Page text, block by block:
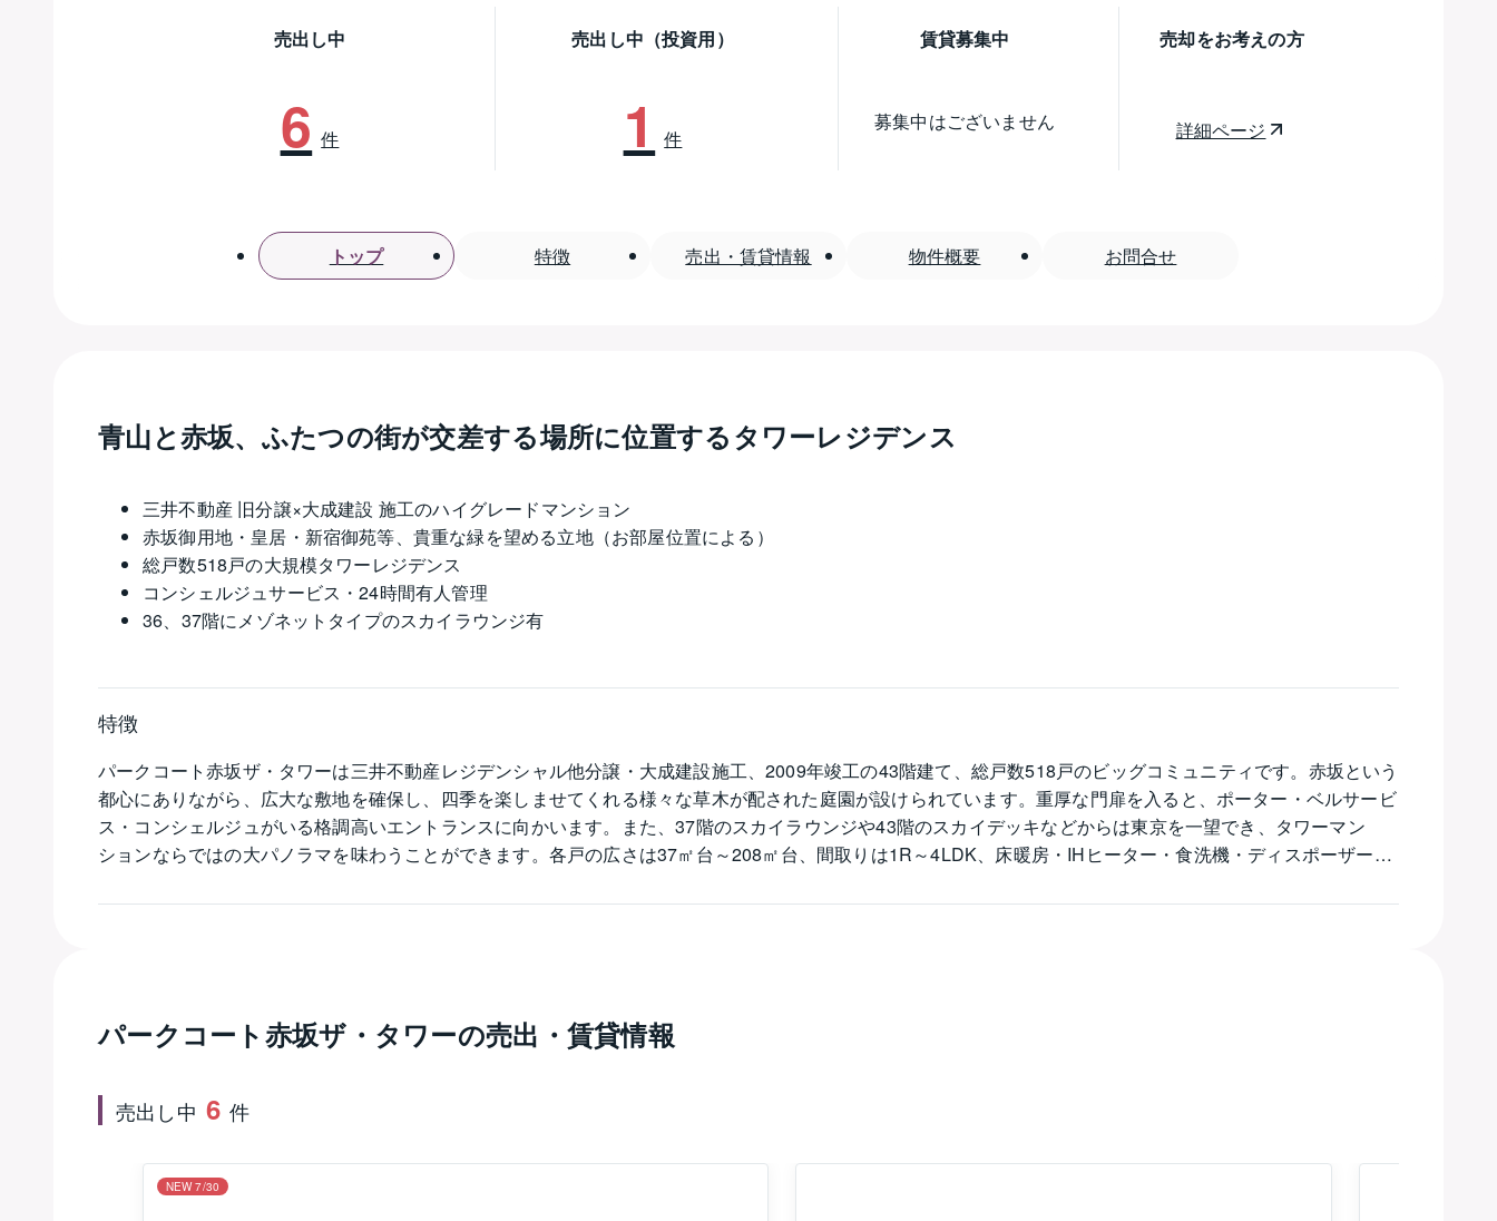
売出し中
6 件
売出し中（投資用）
1 件
賃貸募集中
募集中はございません
売却をお考えの方
詳細ページ
トップ 特徴 売出・賃貸情報 物件概要 お問合せ
青山と赤坂、ふたつの街が交差する場所に位置するタワーレジデンス
三井不動産 旧分譲×大成建設 施工のハイグレードマンション
赤坂御用地・皇居・新宿御苑等、貴重な緑を望める立地（お部屋位置による）
総戸数518戸の大規模タワーレジデンス
コンシェルジュサービス・24時間有人管理
36、37階にメゾネットタイプのスカイラウンジ有
特徴
パークコート赤坂ザ・タワーは三井不動産レジデンシャル他分譲・大成建設施工、2009年竣工の43階建て、総戸数518戸のビッグコミュニティです。赤坂という
都心にありながら、広大な敷地を確保し、四季を楽しませてくれる様々な草木が配された庭園が設けられています。重厚な門扉を入ると、ポーター・ベルサービ
ス・コンシェルジュがいる格調高いエントランスに向かいます。また、37階のスカイラウンジや43階のスカイデッキなどからは東京を一望でき、タワーマン
ションならではの大パノラマを味わうことができます。各戸の広さは37㎡台～208㎡台、間取りは1R～4LDK、床暖房・IHヒーター・食洗機・ディスポーザー・
丁目駅から徒歩10分です。
パークコート赤坂ザ・タワーの売出・賃貸情報
売出し中 6 件
NEW 7/30